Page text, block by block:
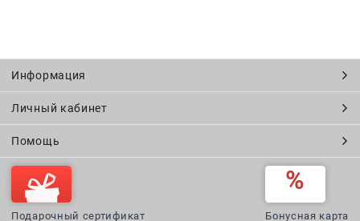
Информация
Личный кабинет
Помощь
Подарочный сертификат Бонусная карта